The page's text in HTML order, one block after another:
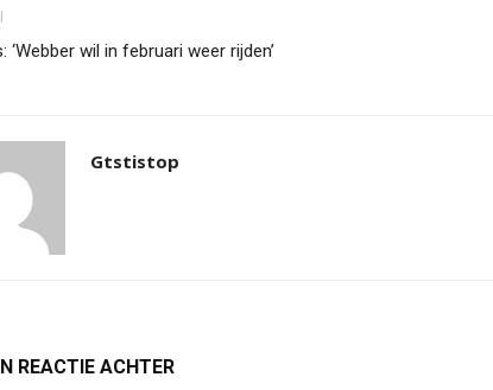
‘Webber wil in februari weer rijden’
Gtstistop
REACTIE ACHTER